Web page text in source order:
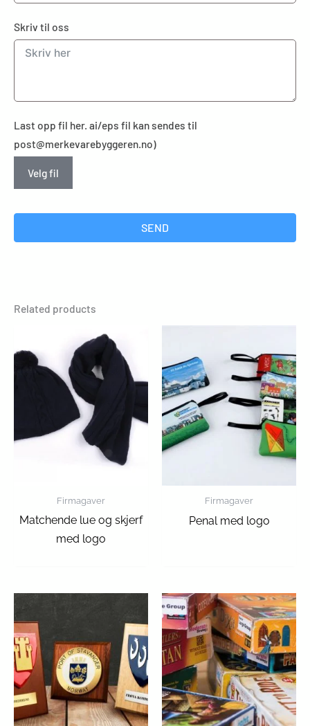
Skriv til oss
Last opp fil her. ai/eps fil kan sendes til
post@merkevarebyggeren.no)
Velg fil
SEND
Related products
Firmagaver
Matchende lue og skjerf
med logo
Firmagaver
Penal med logo